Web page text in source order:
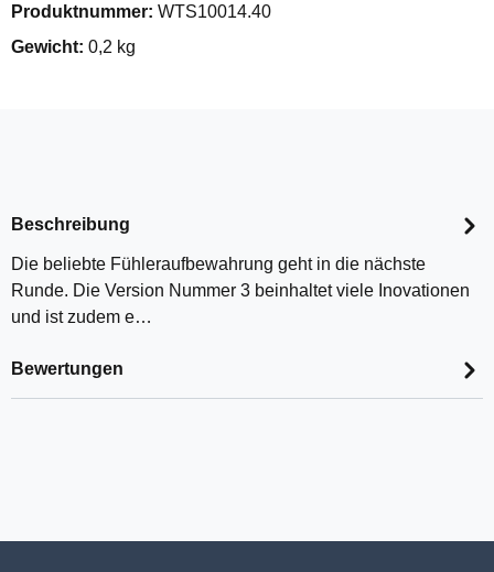
Produktnummer: WTS10014.40
Gewicht: 0,2 kg
Beschreibung
Die beliebte Fühleraufbewahrung geht in die nächste
Runde. Die Version Nummer 3 beinhaltet viele Inovationen
und ist zudem e…
Bewertungen